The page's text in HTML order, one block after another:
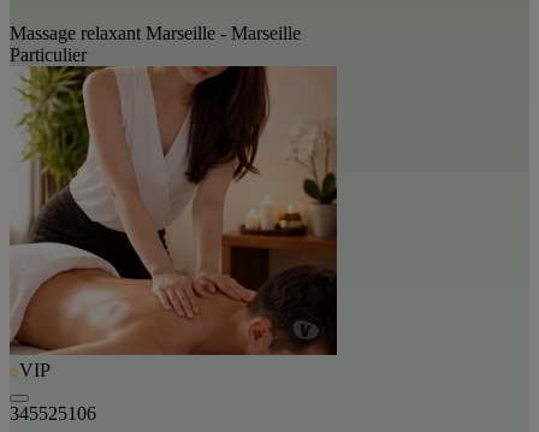
Massage relaxant Marseille - Marseille
Particulier
VIP
345525106